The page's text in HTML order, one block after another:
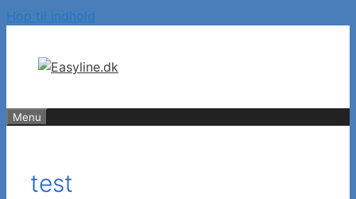
Hop til indhold
Menu
test